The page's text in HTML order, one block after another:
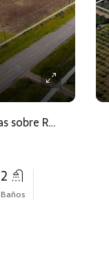
Chacra en venta de 2,5 hectáreas sobre Ruta 46 Los Cerrillos
2
Baños